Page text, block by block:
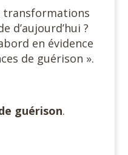
transformations
d’aujourd’hui ?
en évidence
de guérison ».
guérison.